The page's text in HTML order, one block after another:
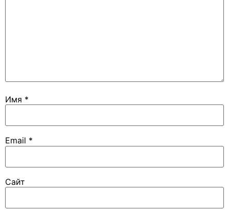
Имя *
Email *
Сайт